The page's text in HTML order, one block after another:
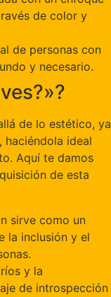
de color y
de personas con
y necesario.
de lo estético, ya
haciéndola ideal
Aquí te damos
de esta
sirve como un
la inclusión y el
y la
de introspección